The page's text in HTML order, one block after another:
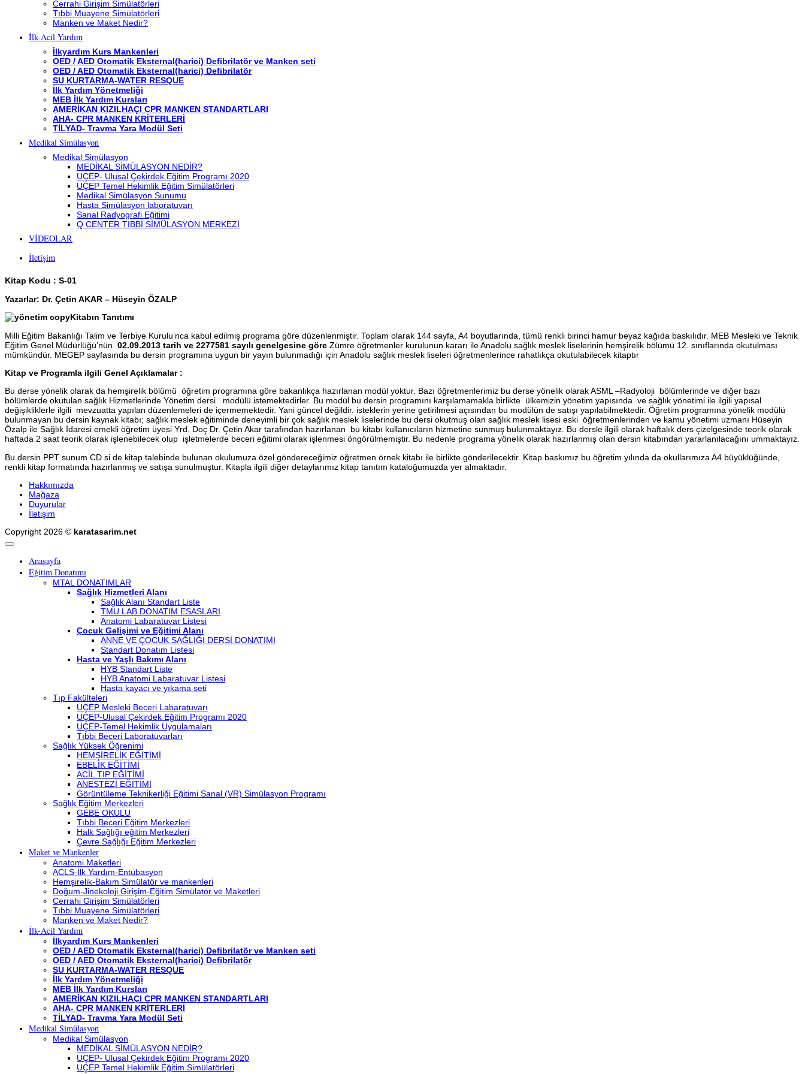
Cerrahi Girişim Simülatörleri
Tıbbi Muayene Simülatörleri
Manken ve Maket Nedir?
İlk-Acil Yardım
İlkyardım Kurs Mankenleri
OED / AED Otomatik Eksternal(harici) Defibrilatör ve Manken seti
OED / AED Otomatik Eksternal(harici) Defibrilatör
SU KURTARMA-WATER RESQUE
İlk Yardım Yönetmeliği
MEB İlk Yardım Kursları
AMERİKAN KIZILHAÇI CPR MANKEN STANDARTLARI
AHA- CPR MANKEN KRİTERLERİ
TİLYAD- Travma Yara Modül Seti
Medikal Simülasyon
Medikal Simülasyon
MEDİKAL SİMÜLASYON NEDİR?
UÇEP- Ulusal Çekirdek Eğitim Programı 2020
UÇEP Temel Hekimlik Eğitim Simülatörleri
Medikal Simülasyon Sunumu
Hasta Simülasyon laboratuvarı
Sanal Radyografi Eğitimi
Q CENTER TIBBİ SİMÜLASYON MERKEZİ
VİDEOLAR
İletişim
Kitap Kodu : S-01
Yazarlar: Dr. Çetin AKAR – Hüseyin ÖZALP
Kitabın Tanıtımı
Milli Eğitim Bakanlığı Talim ve Terbiye Kurulu’nca kabul edilmiş programa göre düzenlenmiştir. Toplam olarak 144 sayfa, A4 boyutlarında, tümü renkli birinci hamur beyaz kağıda baskılıdır. MEB Mesleki ve Teknik
Eğitim Genel Müdürlüğü’nün 02.09.2013 tarih ve 2277581 sayılı genelgesine göre Zümre öğretmenler kurulunun kararı ile Anadolu sağlık meslek liselerinin hemşirelik bölümü 12. sınıflarında okutulması
mümkündür. MEGEP sayfasında bu dersin programına uygun bir yayın bulunmadığı için Anadolu sağlık meslek liseleri öğretmenlerince rahatlıkça okutulabilecek kitaptır
Kitap ve Programla ilgili Genel Açıklamalar :
Bu derse yönelik olarak da hemşirelik bölümü öğretim programına göre bakanlıkça hazırlanan modül yoktur. Bazı öğretmenlerimiz bu derse yönelik olarak ASML –Radyoloji bölümlerinde ve diğer bazı
bölümlerde okutulan sağlık Hizmetlerinde Yönetim dersi modülü istemektedirler. Bu modül bu dersin programını karşılamamakla birlikte ülkemizin yönetim yapısında ve sağlık yönetimi ile ilgili yapısal
değişikliklerle ilgili mevzuatta yapılan düzenlemeleri de içermemektedir. Yani güncel değildir. isteklerin yerine getirilmesi açısından bu modülün de satışı yapılabilmektedir. Öğretim programına yönelik modülü
bulunmayan bu dersin kaynak kitabı; sağlık meslek eğitiminde deneyimli bir çok sağlık meslek liselerinde bu dersi okutmuş olan sağlık meslek lisesi eski öğretmenlerinden ve kamu yönetimi uzmanı Hüseyin
Özalp ile Sağlık İdaresi emekli öğretim üyesi Yrd. Doç Dr. Çetin Akar tarafından hazırlanan bu kitabı kullanıcıların hizmetine sunmuş bulunmaktayız. Bu dersle ilgili olarak haftalık ders çizelgesinde teorik olarak
haftada 2 saat teorik olarak işlenebilecek olup işletmelerde beceri eğitimi olarak işlenmesi öngörülmemiştir. Bu nedenle programa yönelik olarak hazırlanmış olan dersin kitabından yararlanılacağını ummaktayız.
Bu dersin PPT sunum CD si de kitap talebinde bulunan okulumuza özel göndereceğimiz öğretmen örnek kitabı ile birlikte gönderilecektir. Kitap baskımız bu öğretim yılında da okullarımıza A4 büyüklüğünde,
renkli kitap formatında hazırlanmış ve satışa sunulmuştur. Kitapla ilgili diğer detaylarımız kitap tanıtım kataloğumuzda yer almaktadır.
Hakkımızda
Mağaza
Duyurular
İletişim
Copyright 2026 © karatasarim.net
Anasayfa
Eğitim Donatımı
MTAL DONATIMLAR
Sağlık Hizmetleri Alanı
Sağlık Alanı Standart Liste
TMU LAB DONATIM ESASLARI
Anatomi Labaratuvar Listesi
Çocuk Gelişimi ve Eğitimi Alanı
ANNE VE ÇOCUK SAĞLIĞI DERSİ DONATIMI
Standart Donatım Listesi
Hasta ve Yaşlı Bakımı Alanı
HYB Standart Liste
HYB Anatomi Labaratuvar Listesi
Hasta kayacı ve yıkama seti
Tıp Fakülteleri
UÇEP Mesleki Beceri Labaratuvarı
UÇEP-Ulusal Çekirdek Eğitim Programı 2020
UÇEP-Temel Hekimlik Uygulamaları
Tıbbi Beceri Laboratuvarları
Sağlık Yüksek Öğrenimi
HEMŞİRELİK EĞİTİMİ
EBELİK EĞİTİMİ
ACİL TIP EĞİTİMİ
ANESTEZİ EĞİTİMİ
Görüntüleme Teknikerliği Eğitimi Sanal (VR) Simülasyon Programı
Sağlık Eğitim Merkezleri
GEBE OKULU
Tıbbi Beceri Eğitim Merkezleri
Halk Sağlığı eğitim Merkezleri
Çevre Sağlığı Eğitim Merkezleri
Maket ve Mankenler
Anatomi Maketleri
ACLS-İlk Yardım-Entübasyon
Hemşirelik-Bakım Simülatör ve mankenleri
Doğum-Jinekoloji Girişim-Eğitim Simülatör ve Maketleri
Cerrahi Girişim Simülatörleri
Tıbbi Muayene Simülatörleri
Manken ve Maket Nedir?
İlk-Acil Yardım
İlkyardım Kurs Mankenleri
OED / AED Otomatik Eksternal(harici) Defibrilatör ve Manken seti
OED / AED Otomatik Eksternal(harici) Defibrilatör
SU KURTARMA-WATER RESQUE
İlk Yardım Yönetmeliği
MEB İlk Yardım Kursları
AMERİKAN KIZILHAÇI CPR MANKEN STANDARTLARI
AHA- CPR MANKEN KRİTERLERİ
TİLYAD- Travma Yara Modül Seti
Medikal Simülasyon
Medikal Simülasyon
MEDİKAL SİMÜLASYON NEDİR?
UÇEP- Ulusal Çekirdek Eğitim Programı 2020
UÇEP Temel Hekimlik Eğitim Simülatörleri